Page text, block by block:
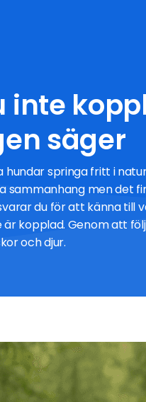
inte
säger
hundar springa fritt i
men det
du för att känna till
kopplad. Genom att
och djur.